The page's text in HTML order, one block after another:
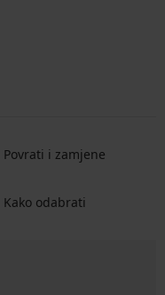
Povrati i zamjene
Kako odabrati